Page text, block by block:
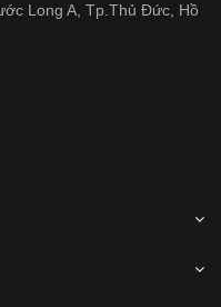
Long A, Tp.Thủ Đức, Hồ